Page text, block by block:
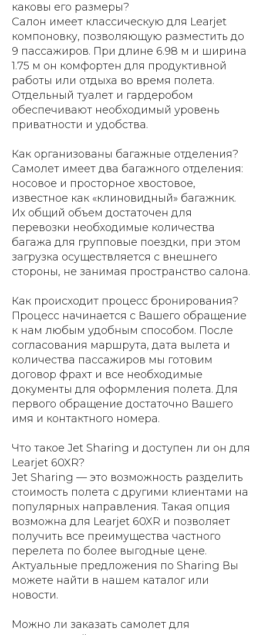
каковы его размеры?
Салон имеет классическую для Learjet
компоновку, позволяющую разместить до
9 пассажиров. При длине 6.98 м и ширина
1.75 м он комфортен для продуктивной
работы или отдыха во время полета.
Отдельный туалет и гардеробом
обеспечивают необходимый уровень
приватности и удобства.
Как организованы багажные отделения?
Самолет имеет два багажного отделения:
носовое и просторное хвостовое,
известное как «клиновидный» багажник.
Их общий объем достаточен для
перевозки необходимые количества
багажа для групповые поездки, при этом
загрузка осуществляется с внешнего
стороны, не занимая пространство салона.
Как происходит процесс бронирования?
Процесс начинается с Вашего обращение
к нам любым удобным способом. После
согласования маршрута, дата вылета и
количества пассажиров мы готовим
договор фрахт и все необходимые
документы для оформления полета. Для
первого обращение достаточно Вашего
имя и контактного номера.
Что такое Jet Sharing и доступен ли он для
Learjet 60XR?
Jet Sharing — это возможность разделить
стоимость полета с другими клиентами на
популярных направления. Такая опция
возможна для Learjet 60XR и позволяет
получить все преимущества частного
перелета по более выгодные цене.
Актуальные предложения по Sharing Вы
можете найти в нашем каталог или
новости.
Можно ли заказать самолет для